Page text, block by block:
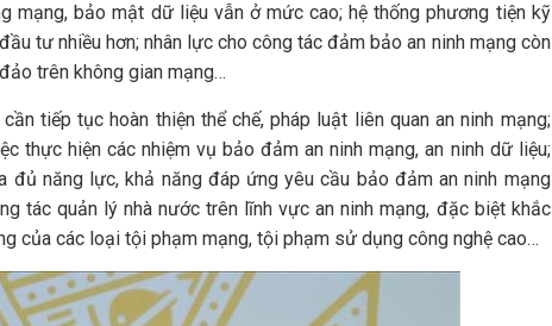
mạng, bảo mật dữ liệu vẫn ở mức cao; hệ thống phương tiện kỹ
tư nhiều hơn; nhân lực cho công tác đảm bảo an ninh mạng còn
trên không gian mạng…
tiếp tục hoàn thiện thể chế, pháp luật liên quan an ninh mạng;
thực hiện các nhiệm vụ bảo đảm an ninh mạng, an ninh dữ liệu;
đủ năng lực, khả năng đáp ứng yêu cầu bảo đảm an ninh mạng
tác quản lý nhà nước trên lĩnh vực an ninh mạng, đặc biệt khắc
của các loại tội phạm mạng, tội phạm sử dụng công nghệ cao…